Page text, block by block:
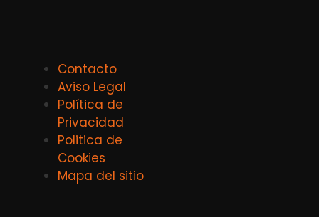
Contacto
Aviso Legal
Política de
Privacidad
Politica de
Cookies
Mapa del sitio